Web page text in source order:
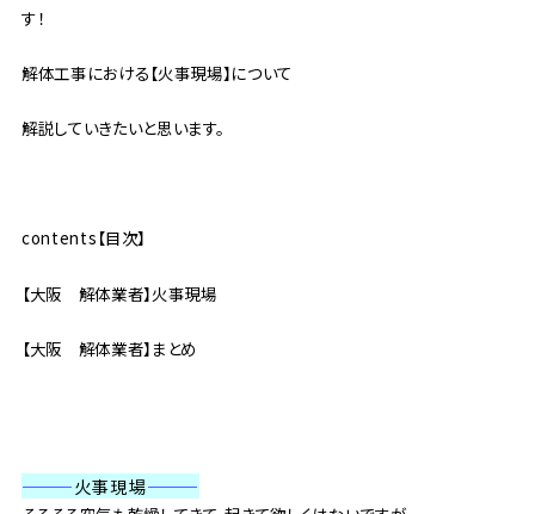
す！
解体工事における【火事現場】について
解説していきたいと思います。
contents【目次】
【大阪 解体業者】火事現場
【大阪 解体業者】まとめ
———火事現場———